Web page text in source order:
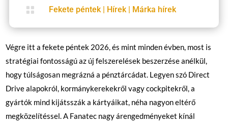
 Fekete péntek | Hírek | Márka hírek
Végre itt a fekete péntek 2026, és mint minden évben, most is
stratégiai fontosságú az új felszerelések beszerzése anélkül,
hogy túlságosan megrázná a pénztárcádat. Legyen szó Direct
Drive alapokról, kormánykerekekről vagy cockpitekről, a
gyártók mind kijátsszák a kártyáikat, néha nagyon eltérő
megközelítéssel. A Fanatec nagy árengedményeket kínál